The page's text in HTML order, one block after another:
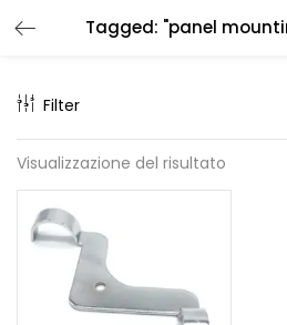
Tagged: "panel
Filter
Visualizzazione del risultato
LOGIN
Enter your username and
Remember me